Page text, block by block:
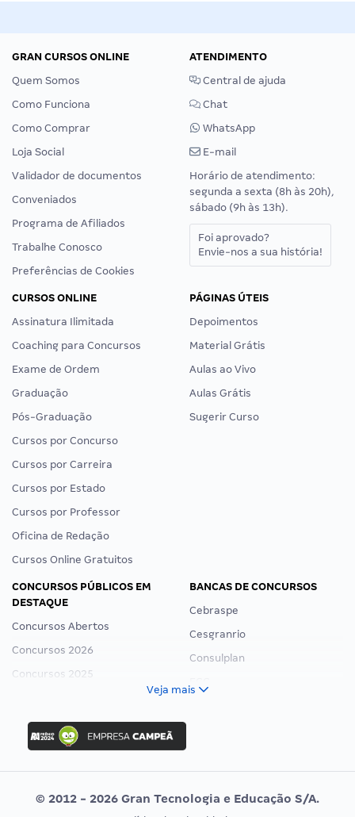
GRAN CURSOS ONLINE
Quem Somos
Como Funciona
Como Comprar
Loja Social
Validador de documentos
Conveniados
Programa de Afiliados
Trabalhe Conosco
Preferências de Cookies
ATENDIMENTO
Central de ajuda
Chat
WhatsApp
E-mail
Horário de atendimento:
segunda a sexta (8h às 20h),
sábado (9h às 13h).
Foi aprovado?
Envie-nos a sua história!
CURSOS ONLINE
Assinatura Ilimitada
Coaching para Concursos
Exame de Ordem
Graduação
Pós-Graduação
Cursos por Concurso
Cursos por Carreira
Cursos por Estado
Cursos por Professor
Oficina de Redação
Cursos Online Gratuitos
PÁGINAS ÚTEIS
Depoimentos
Material Grátis
Aulas ao Vivo
Aulas Grátis
Sugerir Curso
CONCURSOS PÚBLICOS EM
DESTAQUE
Concursos Abertos
Concursos 2026
Concursos 2025
Concurso Ibama
Concurso MPU
Editais publicados
BANCAS DE CONCURSOS
Cebraspe
Cesgranrio
Consulplan
Vunesp
Veja mais
© 2012 - 2026 Gran Tecnologia e Educação S/A.